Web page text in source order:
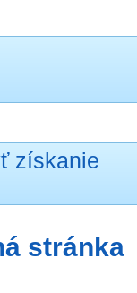
získanie
stránka